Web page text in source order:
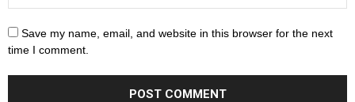
Save my name, email, and website in this browser for the next
time I comment.